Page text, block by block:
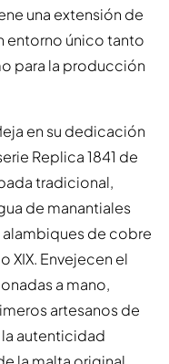
una extensión de
entorno único tanto
para la producción
en su dedicación
Replica 1841 de
tradicional,
de manantiales
de cobre
XIX. Envejecen el
a mano,
artesanos de
autenticidad